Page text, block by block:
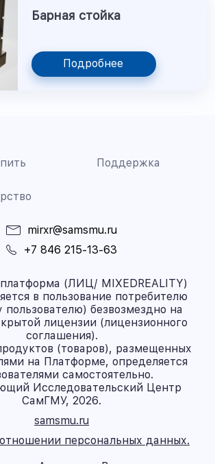
Барная стойка
Подробнее
Поддержка
mirxr@samsmu.ru
+7 846 215-13-63
(ЛИЦ/ MIXEDREALITY)
в пользование потребителю
пользователю) безвозмездно на
лицензии (лицензионного
соглашения).
(товаров), размещенных
на Платформе, определяется
самостоятельно.
Исследовательский Центр
СамГМУ, 2026.
samsmu.ru
персональных данных.